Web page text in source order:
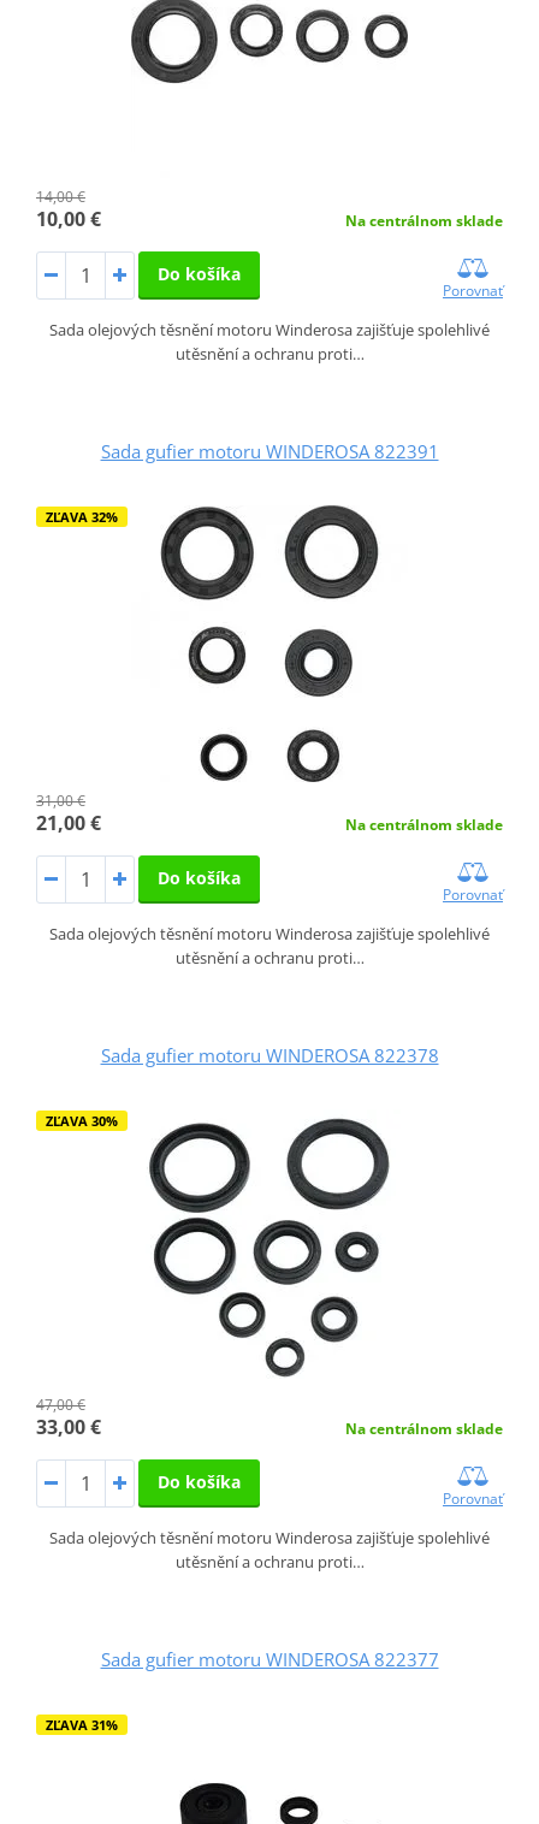
14,00 €
10,00 € Na centrálnom sklade
Do košíka
Porovnať
Sada olejových těsnění motoru Winderosa zajišťuje spolehlivé
utěsnění a ochranu proti…
Sada gufier motoru WINDEROSA 822391
ZĽAVA 32%
31,00 €
21,00 € Na centrálnom sklade
Do košíka
Porovnať
Sada olejových těsnění motoru Winderosa zajišťuje spolehlivé
utěsnění a ochranu proti…
Sada gufier motoru WINDEROSA 822378
ZĽAVA 30%
47,00 €
33,00 € Na centrálnom sklade
Do košíka
Porovnať
Sada olejových těsnění motoru Winderosa zajišťuje spolehlivé
utěsnění a ochranu proti…
Sada gufier motoru WINDEROSA 822377
ZĽAVA 31%